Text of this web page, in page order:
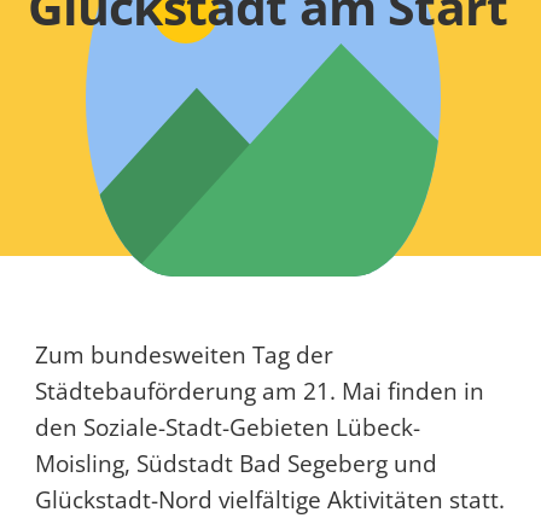
Zum bundesweiten Tag der
Städtebauförderung am 21. Mai finden in
den Soziale-Stadt-Gebieten Lübeck-
Moisling, Südstadt Bad Segeberg und
Glückstadt-Nord vielfältige Aktivitäten statt.